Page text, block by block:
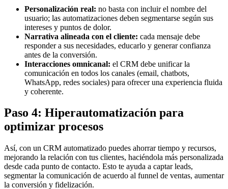
Personalización real: no basta con incluir el nombre del
usuario; las automatizaciones deben segmentarse según sus
intereses y puntos de dolor.
Narrativa alineada con el cliente: cada mensaje debe
responder a sus necesidades, educarlo y generar confianza
antes de la conversión.
Interacciones omnicanal: el CRM debe unificar la
comunicación en todos los canales (email, chatbots,
WhatsApp, redes sociales) para ofrecer una experiencia fluida
y coherente.
Paso 4: Hiperautomatización para
optimizar procesos
Así, con un CRM automatizado puedes ahorrar tiempo y recursos,
mejorando la relación con tus clientes, haciéndola más personalizada
desde cada punto de contacto. Esto te ayuda a captar leads,
segmentar la comunicación de acuerdo al funnel de ventas, aumentar
la conversión y fidelización.